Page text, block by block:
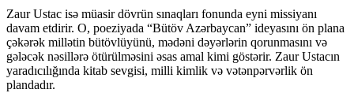
Zaur Ustac isə müasir dövrün sınaqları fonunda eyni missiyanı
davam etdirir. O, poeziyada “Bütöv Azərbaycan” ideyasını ön plana
çəkərək millətin bütövlüyünü, mədəni dəyərlərin qorunmasını və
gələcək nəsillərə ötürülməsini əsas amal kimi göstərir. Zaur Ustacın
yaradıcılığında kitab sevgisi, milli kimlik və vətənpərvərlik ön
plandadır.